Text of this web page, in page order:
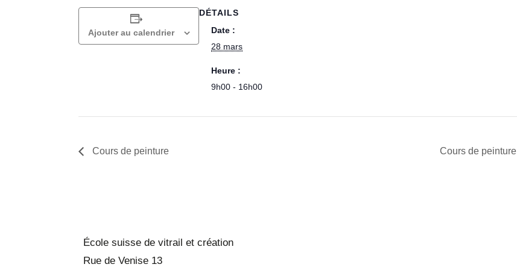
Ajouter au calendrier
DÉTAILS
Date :
28 mars
Heure :
9h00 - 16h00
Cours de peinture Cours de peinture
École suisse de vitrail et création
Rue de Venise 13